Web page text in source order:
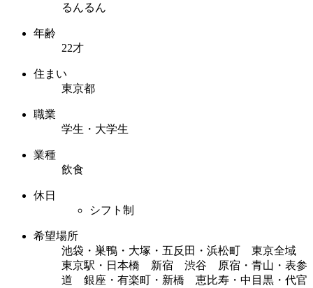
るんるん
年齢
22才
住まい
東京都
職業
学生・大学生
業種
飲食
休日
シフト制
希望場所
池袋・巣鴨・大塚・五反田・浜松町 東京全域
東京駅・日本橋 新宿 渋谷 原宿・青山・表参
道 銀座・有楽町・新橋 恵比寿・中目黒・代官